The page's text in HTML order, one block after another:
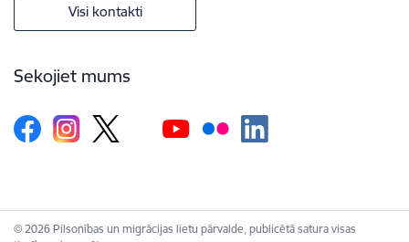
Visi kontakti
Sekojiet mums
© 2026 Pilsonības un migrācijas lietu pārvalde, publicētā satura visas